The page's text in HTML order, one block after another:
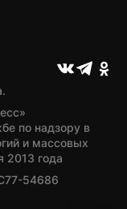
по надзору в
и массовых
2013 года
54686